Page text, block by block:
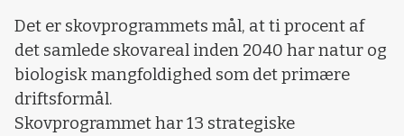
Det er skovprogrammets mål, at ti procent af
det samlede skovareal inden 2040 har natur og
biologisk mangfoldighed som det primære
driftsformål.
Skovprogrammet har 13 strategiske